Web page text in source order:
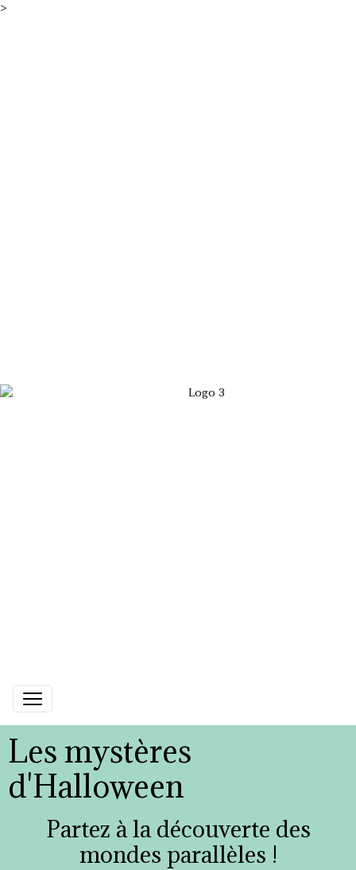
>
Les mystères
d'Halloween
Partez à la découverte des
mondes parallèles !